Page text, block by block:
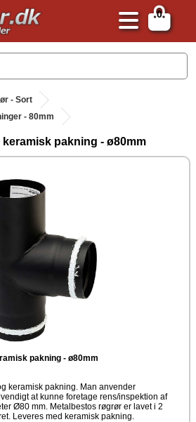
0
- Sort
- 80mm
pakning - ø80mm
pakning - ø80mm
keramisk pakning. Man anvender
at kunne foretage rens/inspektion af
Ø80 mm. Metalbestos røgrør er lavet i 2
Leveres med keramisk pakning.